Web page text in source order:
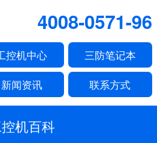
4008-0571-96
控机中心 三防笔记本
新闻资讯 联系方式
机百科